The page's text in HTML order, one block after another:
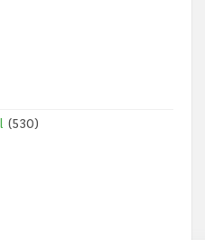
(530)